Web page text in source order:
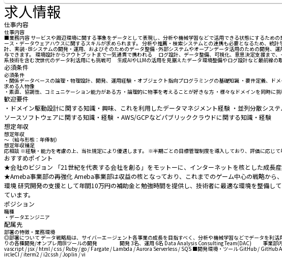
求人情報
仕事内容
仕事内容
■業務内容 サービスや周辺環境に関する事象をデータとして表現し、分析や機械学習などで活用できる状態にするため
ース・データウェアハウスに関するスキルが求められます。 分析や推薦・検索システムとの連携も必要となるため、統
計、実装 - BIシステムの開発・運用、およびそのためのデータ整備 - 外部システムやオープンデータ活用のための開発
与できます。 環境設計からアウトプットまで一気通貫で携われる ログ設計、データ整備、可視化、意思決定支援まで
系技術を含む次世代のデータ利活用にも挑戦可 生成AIやLLMの活用を見据えたデータ環境整備やログ設計など最前線の
必須条件
必須条件
・関係データベースの論理・物理設計、開発、運用経験 ・オブジェクト指向プログラミングの基礎知識 ・要件定義、ド
求める人物像
・素直、協調性、コミュニケーション能力がある方 ・論理的に物事を考えることが好きな方 ・様々なドメインを同時に
歓迎要件
・ドメイン駆動設計に関する知識・興味、これを利用したデータマネジメント経験 ・並列分散シ
ソースソフトウェアに関する知識・経験 ・AWS/GCPなどパブリッククラウドに関する知識・経験
想定年収
想定年収
〜（給与形態：年俸制）
想定年収補足
応相談 ※経験・能力を考慮の上、当社規定により優遇します。 ※半期ごとの目標管理制度を導入しており、評価に応じて
おすすめポイント
★会社のビジョン 「21世紀を代表する会社を創る」をモットーに、インターネットを核とした成長
★Ameba事業部の再強化 Ameba事業部は収益の核となっており、これまでのゲーム中心の戦略か
環境 研究開発の支援として年間10万円の補助金と勉強時間を提供し、技術者に最適な環境を整備
ています。
ポジション
職種
・データエンジニア
配属先
部署の特徴・業務環境
◎部署について データ戦略局は、サイバーエージェント各事業の成長を目指すべく、分析や機械学習などでデータ
りの各種開発/オンプレ用BIツールの開発 開発 3名、運用 6名 Data Analysis Consulting Team(DAC) 事業
vascript / jsx / html / css / Ruby / go / Fargate / Lambda / Aurora Serverless / SQS ■開発環境・ツール GitHub /
ircleCI / iterm2 / i2cssh / Joplin / vi